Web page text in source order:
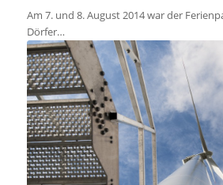
Am 7. und 8. August 2014 war der
Dörfer…